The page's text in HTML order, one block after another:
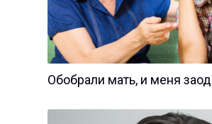
Обобрали мать, и меня